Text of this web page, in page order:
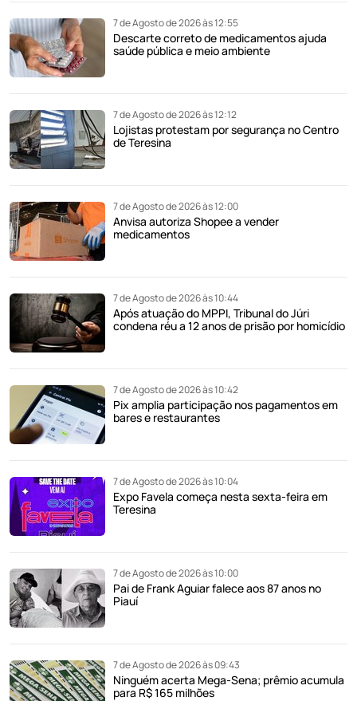
7 de Agosto de 2026 às 12:55
Descarte correto de medicamentos ajuda
saúde pública e meio ambiente
7 de Agosto de 2026 às 12:12
Lojistas protestam por segurança no Centro
de Teresina
7 de Agosto de 2026 às 12:00
Anvisa autoriza Shopee a vender
medicamentos
7 de Agosto de 2026 às 10:44
Após atuação do MPPI, Tribunal do Júri
condena réu a 12 anos de prisão por homicídio
7 de Agosto de 2026 às 10:42
Pix amplia participação nos pagamentos em
bares e restaurantes
7 de Agosto de 2026 às 10:04
Expo Favela começa nesta sexta-feira em
Teresina
7 de Agosto de 2026 às 10:00
Pai de Frank Aguiar falece aos 87 anos no
Piauí
7 de Agosto de 2026 às 09:43
Ninguém acerta Mega-Sena; prêmio acumula
para R$ 165 milhões